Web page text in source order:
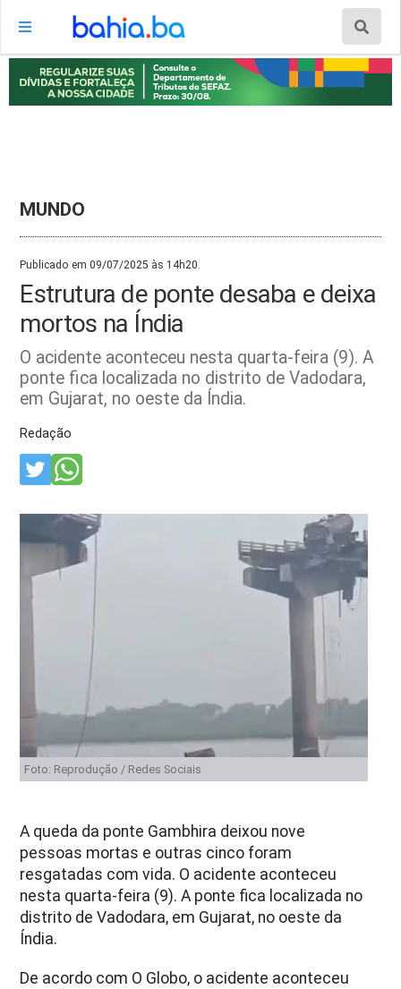
MUNDO
Publicado em 09/07/2025 às 14h20.
Estrutura de ponte desaba e deixa
mortos na Índia
O acidente aconteceu nesta quarta-feira (9). A
ponte fica localizada no distrito de Vadodara,
em Gujarat, no oeste da Índia.
Redação
Foto: Reprodução / Redes Sociais
A queda da ponte Gambhira deixou nove
pessoas mortas e outras cinco foram
resgatadas com vida. O acidente aconteceu
nesta quarta-feira (9). A ponte fica localizada no
distrito de Vadodara, em Gujarat, no oeste da
Índia.
De acordo com O Globo, o acidente aconteceu